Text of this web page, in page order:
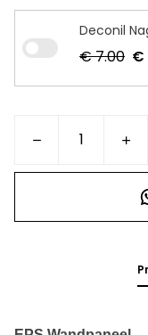
Deconil
€ 7.00 €